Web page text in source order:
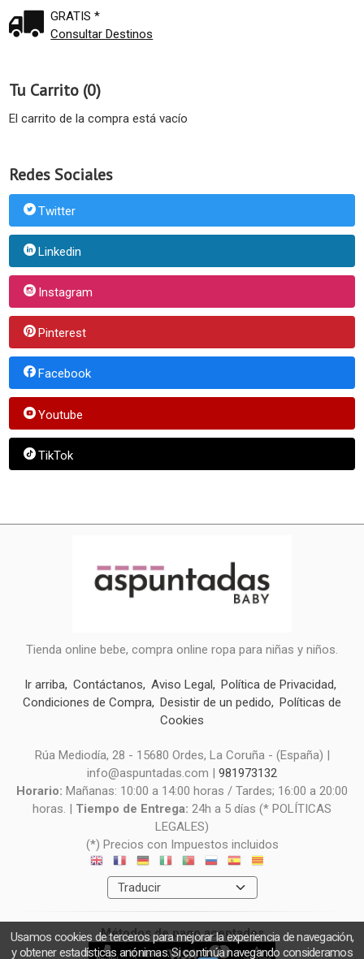
GRATIS *
Consultar Destinos
Tu Carrito (0)
El carrito de la compra está vacío
Redes Sociales
Twitter
Linkedin
Instagram
Pinterest
Facebook
Youtube
TikTok
Tienda online bebe, compra online ropa para niñas y niños.
Ir arriba Contáctanos Aviso Legal
Política de Privacidad
Condiciones de Compra Desistir de un pedido
Políticas de
Cookies
Rúa Mediodía, 28 - 15680 Ordes, La Coruña - (España) |
info@aspuntadas.com | 981973132
Horario: Mañanas: 10:00 a 14:00 horas / Tardes; 16:00 a 20:00
horas. | Tiempo de Entrega: 24h a 5 días (* POLÍTICAS
LEGALES)
(*) Precios con Impuestos incluidos
Métodos de pago aceptados
Usamos cookies de terceros para mejorar la experiencia de navegación,
y obtener estadísticas anónimas. Si continúa navegando consideramos